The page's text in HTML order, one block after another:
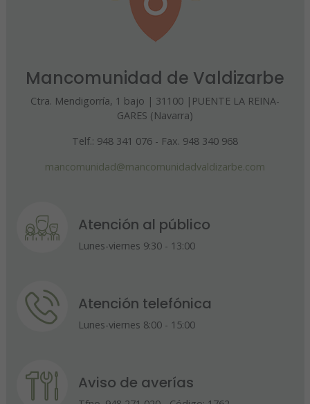
Mancomunidad de Valdizarbe
Ctra. Mendigorría, 1 bajo | 31100 |PUENTE LA REINA-
GARES (Navarra)
Telf.: 948 341 076 - Fax. 948 340 968
mancomunidad@mancomunidadvaldizarbe.com
Atención al público
Lunes-viernes 9:30 - 13:00
Atención telefónica
Lunes-viernes 8:00 - 15:00
Aviso de averías